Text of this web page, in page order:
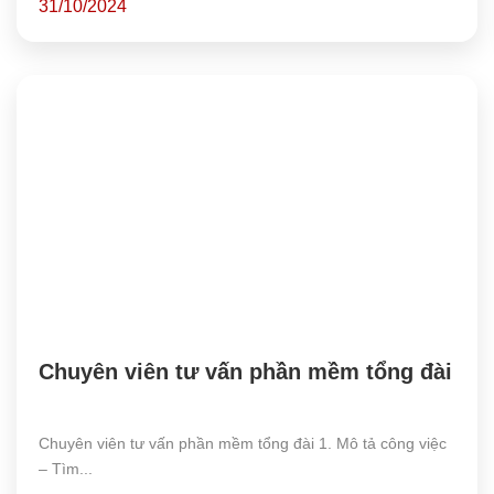
31/10/2024
Chuyên viên tư vấn phần mềm tổng đài
Chuyên viên tư vấn phần mềm tổng đài 1. Mô tả công việc
– Tìm...